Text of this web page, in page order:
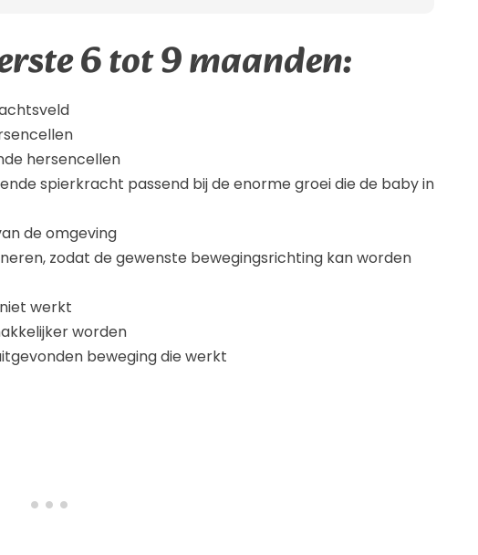
6 tot 9 maanden:
hersencellen
spierkracht passend bij de enorme groei die de baby in
de omgeving
zodat de gewenste bewegingsrichting kan worden
werkt
worden
beweging die werkt